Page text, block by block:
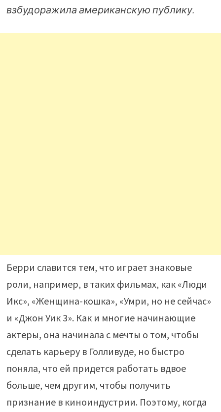
взбудоражила американскую публику.
Берри славится тем, что играет знаковые
роли, например, в таких фильмах, как «Люди
Икс», «Женщина-кошка», «Умри, но не сейчас»
и «Джон Уик 3». Как и многие начинающие
актеры, она начинала с мечты о том, чтобы
сделать карьеру в Голливуде, но быстро
поняла, что ей придется работать вдвое
больше, чем другим, чтобы получить
признание в киноиндустрии. Поэтому, когда